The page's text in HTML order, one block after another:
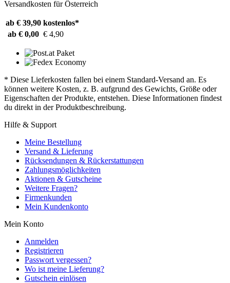
Versandkosten für Österreich
ab € 39,90 kostenlos*
ab € 0,00 € 4,90
* Diese Lieferkosten fallen bei einem Standard-Versand an. Es
können weitere Kosten, z. B. aufgrund des Gewichts, Größe oder
Eigenschaften der Produkte, entstehen. Diese Informationen findest
du direkt in der Produktbeschreibung.
Hilfe & Support
Meine Bestellung
Versand & Lieferung
Rücksendungen & Rückerstattungen
Zahlungsmöglichkeiten
Aktionen & Gutscheine
Weitere Fragen?
Firmenkunden
Mein Kundenkonto
Mein Konto
Anmelden
Registrieren
Passwort vergessen?
Wo ist meine Lieferung?
Gutschein einlösen